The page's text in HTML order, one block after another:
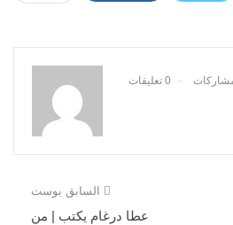
0 تعليقات
السابق بوست
عطا درغام يكتب | من